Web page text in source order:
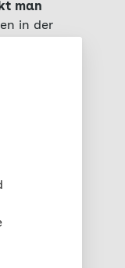
man
in der
ihres
eine